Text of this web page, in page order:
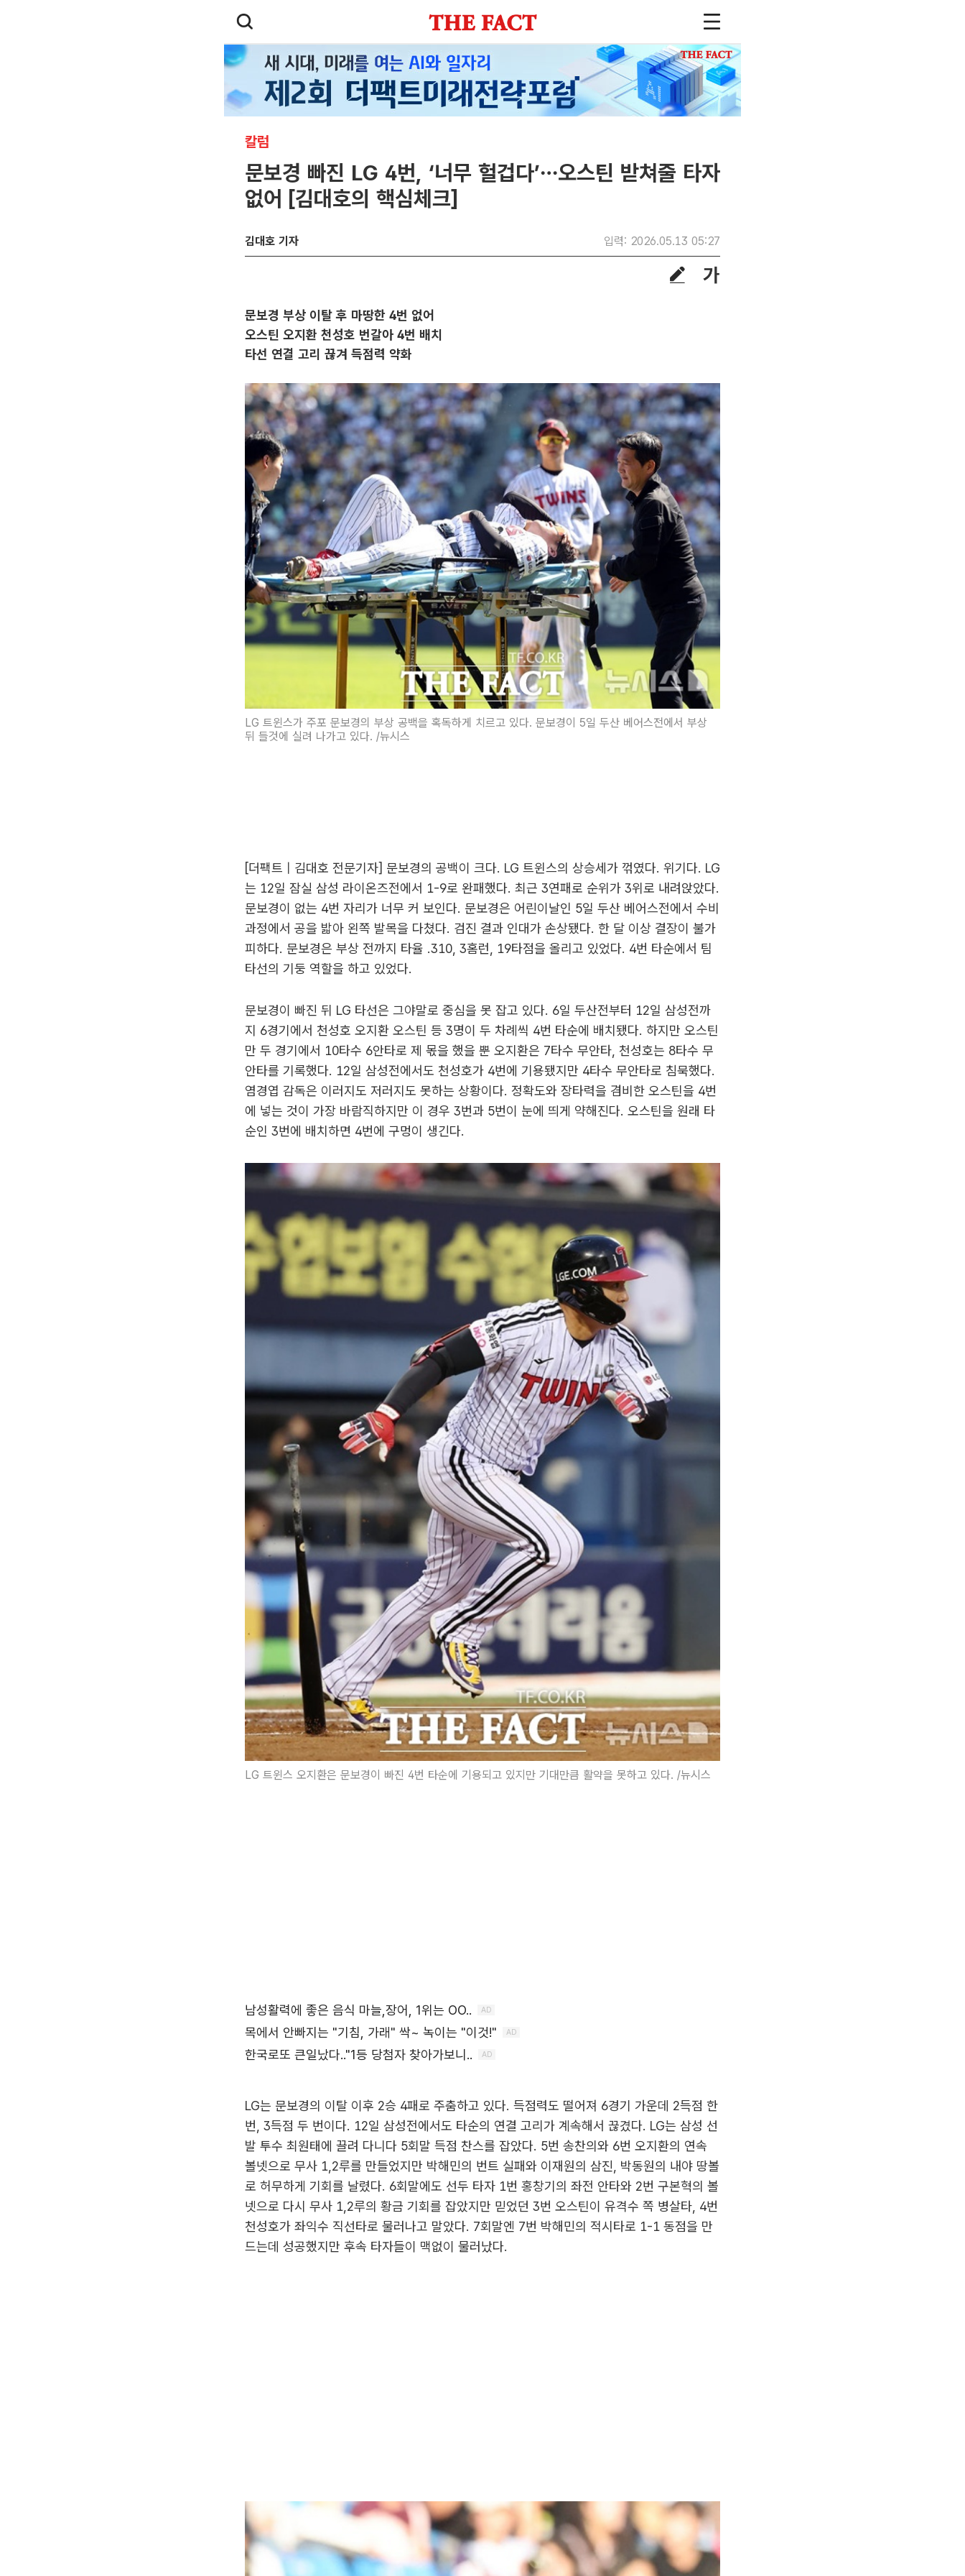
칼럼
문보경 빠진 LG 4번, ‘너무 헐겁다’…오스틴 받쳐줄 타자
없어 [김대호의 핵심체크]
김대호 기자 입력: 2026.05.13 05:27
문보경 부상 이탈 후 마땅한 4번 없어
오스틴 오지환 천성호 번갈아 4번 배치
타선 연결 고리 끊겨 득점력 약화
LG 트윈스가 주포 문보경의 부상 공백을 혹독하게 치르고 있다. 문보경이 5일 두산 베어스전에서 부상
뒤 들것에 실려 나가고 있다. /뉴시스
[더팩트 | 김대호 전문기자] 문보경의 공백이 크다. LG 트윈스의 상승세가 꺾였다. 위기다. LG
는 12일 잠실 삼성 라이온즈전에서 1-9로 완패했다. 최근 3연패로 순위가 3위로 내려앉았다.
문보경이 없는 4번 자리가 너무 커 보인다. 문보경은 어린이날인 5일 두산 베어스전에서 수비
과정에서 공을 밟아 왼쪽 발목을 다쳤다. 검진 결과 인대가 손상됐다. 한 달 이상 결장이 불가
피하다. 문보경은 부상 전까지 타율 .310, 3홈런, 19타점을 올리고 있었다. 4번 타순에서 팀
타선의 기둥 역할을 하고 있었다.
문보경이 빠진 뒤 LG 타선은 그야말로 중심을 못 잡고 있다. 6일 두산전부터 12일 삼성전까
지 6경기에서 천성호 오지환 오스틴 등 3명이 두 차례씩 4번 타순에 배치됐다. 하지만 오스틴
만 두 경기에서 10타수 6안타로 제 몫을 했을 뿐 오지환은 7타수 무안타, 천성호는 8타수 무
안타를 기록했다. 12일 삼성전에서도 천성호가 4번에 기용됐지만 4타수 무안타로 침묵했다.
염경엽 감독은 이러지도 저러지도 못하는 상황이다. 정확도와 장타력을 겸비한 오스틴을 4번
에 넣는 것이 가장 바람직하지만 이 경우 3번과 5번이 눈에 띄게 약해진다. 오스틴을 원래 타
순인 3번에 배치하면 4번에 구멍이 생긴다.
LG 트윈스 오지환은 문보경이 빠진 4번 타순에 기용되고 있지만 기대만큼 활약을 못하고 있다. /뉴시스
LG는 문보경의 이탈 이후 2승 4패로 주춤하고 있다. 득점력도 떨어져 6경기 가운데 2득점 한
번, 3득점 두 번이다. 12일 삼성전에서도 타순의 연결 고리가 계속해서 끊겼다. LG는 삼성 선
발 투수 최원태에 끌려 다니다 5회말 득점 찬스를 잡았다. 5번 송찬의와 6번 오지환의 연속
볼넷으로 무사 1,2루를 만들었지만 박해민의 번트 실패와 이재원의 삼진, 박동원의 내야 땅볼
로 허무하게 기회를 날렸다. 6회말에도 선두 타자 1번 홍창기의 좌전 안타와 2번 구본혁의 볼
넷으로 다시 무사 1,2루의 황금 기회를 잡았지만 믿었던 3번 오스틴이 유격수 쪽 병살타, 4번
천성호가 좌익수 직선타로 물러나고 말았다. 7회말엔 7번 박해민의 적시타로 1-1 동점을 만
드는데 성공했지만 후속 타자들이 맥없이 물러났다.